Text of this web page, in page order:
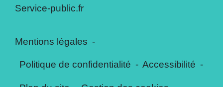
Service-public.fr
Mentions légales -
Politique de confidentialité - Accessibilité -